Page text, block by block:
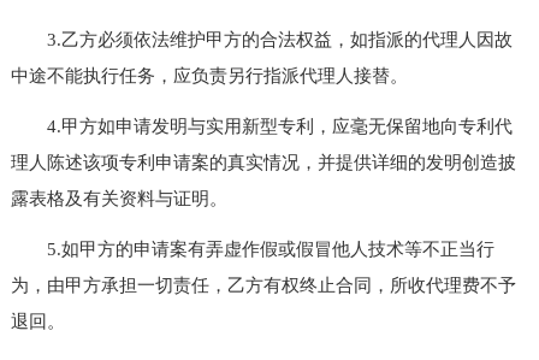
3.乙方必须依法维护甲方的合法权益，如指派的代理人因故
中途不能执行任务，应负责另行指派代理人接替。
4.甲方如申请发明与实用新型专利，应毫无保留地向专利代
理人陈述该项专利申请案的真实情况，并提供详细的发明创造披
露表格及有关资料与证明。
5.如甲方的申请案有弄虚作假或假冒他人技术等不正当行
为，由甲方承担一切责任，乙方有权终止合同，所收代理费不予
退回。